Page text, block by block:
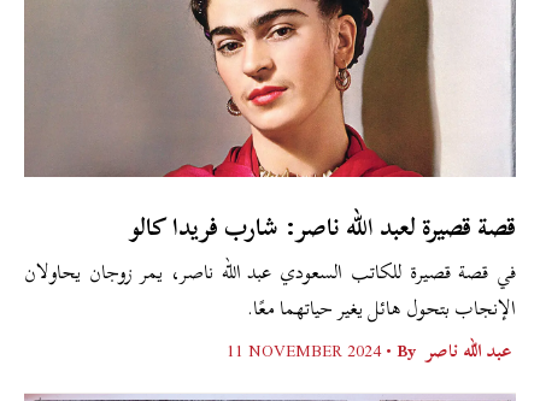
قصة قصيرة لعبد الله ناصر: شارب فريدا كالو
في قصة قصيرة للكاتب السعودي عبد الله ناصر، يمر زوجان يحاولان
الإنجاب بتحول هائل يغير حياتهما معًا.
عبد الله ناصرBy •
11 NOVEMBER 2024